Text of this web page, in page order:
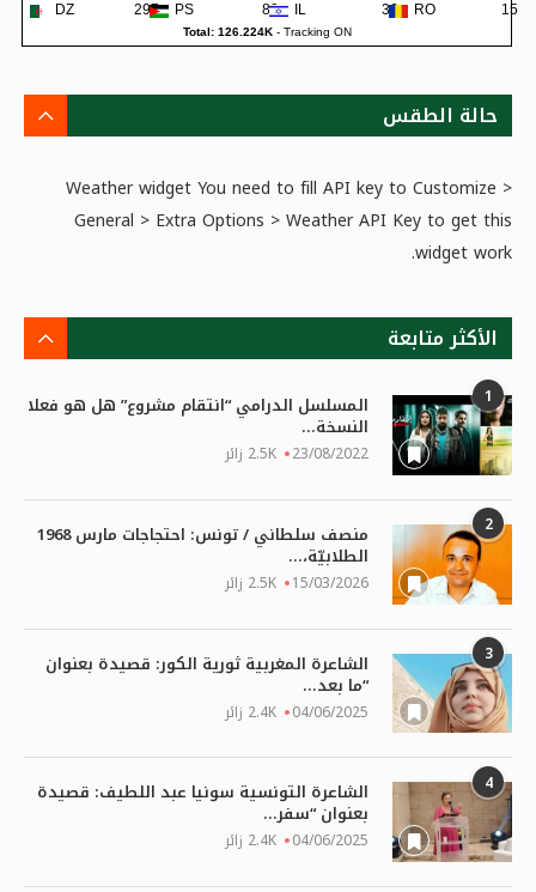
DZ
297 PS 80 IL 36 RO 15
Total: 126.224K- Tracking ON
حالة الطقس
Weather widgetYou need to fill API key to Customize >
General > Extra Options > Weather API Key to get this
widget work.
الأكثر متابعة
1 المسلسل الدرامي “انتقام مشروع” هل هو فعلا
النسخة...
23/08/2022 2.5K زائر
2 منصف سلطاني / تونس: احتجاجات مارس 1968
الطلابيّة،...
15/03/2026 2.5K زائر
3 الشاعرة المغربية ثورية الكور: قصيدة بعنوان
“ما بعد...
04/06/2025 2.4K زائر
4 الشاعرة التونسية سونيا عبد اللطيف: قصيدة
بعنوان “سفر...
04/06/2025 2.4K زائر